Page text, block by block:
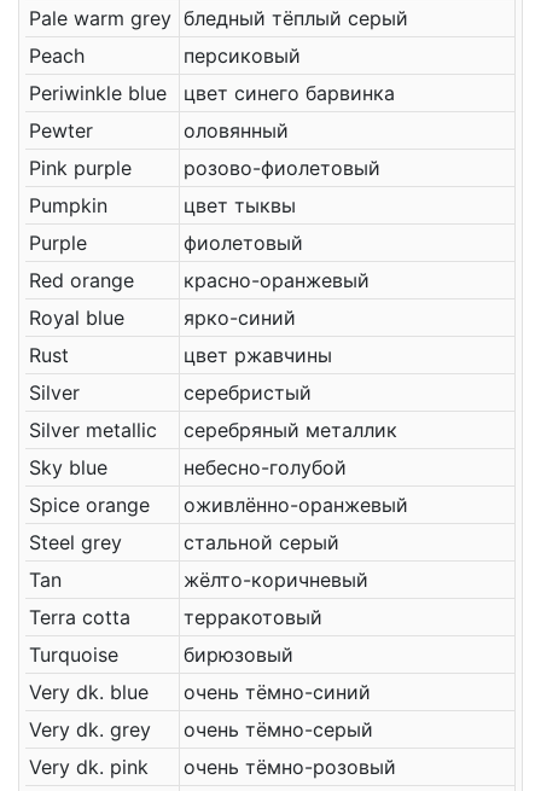
Pale warm grey бледный тёплый серый
Peach
персиковый
Periwinkle blue
цвет синего барвинка
Pewter
оловянный
Pink purple
розово-фиолетовый
Pumpkin
цвет тыквы
Purple
фиолетовый
Red orange
красно-оранжевый
Royal blue
ярко-синий
Rust
цвет ржавчины
Silver
серебристый
Silver metallic
серебряный металлик
Sky blue
небесно-голубой
Spice orange
оживлённо-оранжевый
Steel grey
стальной серый
Tan
жёлто-коричневый
Terra cotta
терракотовый
Turquoise
бирюзовый
Very dk. blue
очень тёмно-синий
Very dk. grey
очень тёмно-серый
Very dk. pink
очень тёмно-розовый